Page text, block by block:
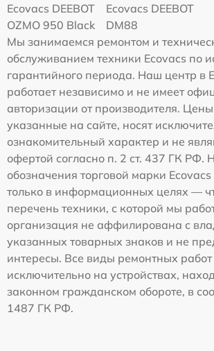
Ecovacs DEEBOT
OZMO 950 Black
Ecovacs DEEBOT
DM88
Мы занимаемся ремонтом и
обслуживанием техники Ecovacs по
гарантийного периода. Наш центр в
работает независимо и не имеет
авторизации от производителя.
указанные на сайте, носят
ознакомительный характер и не
офертой согласно п. 2 ст. 437 ГК РФ.
обозначения торговой марки
только в информационных целях —
перечень техники, с которой мы
организация не аффилирована с
указанных товарных знаков и не
интересы. Все виды ремонтных
исключительно на устройствах,
законном гражданском обороте, в
1487 ГК РФ.